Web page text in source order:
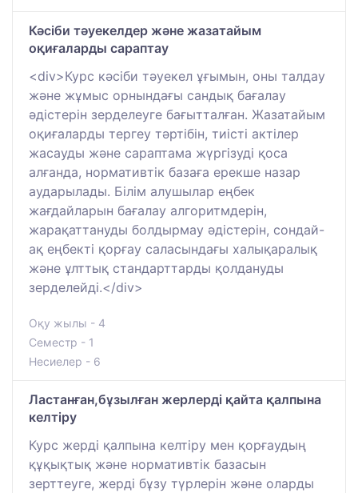
Кәсіби тәуекелдер және жазатайым
оқиғаларды сараптау
<div>Курс кәсіби тәуекел ұғымын, оны талдау
және жұмыс орнындағы сандық бағалау
әдістерін зерделеуге бағытталған. Жазатайым
оқиғаларды тергеу тәртiбiн, тиiстi актiлер
жасауды және сараптама жүргiзудi қоса
алғанда, нормативтiк базаға ерекше назар
аударылады. Білім алушылар еңбек
жағдайларын бағалау алгоритмдерін,
жарақаттануды болдырмау әдістерін, сондай-
ақ еңбекті қорғау саласындағы халықаралық
және ұлттық стандарттарды қолдануды
зерделейді.</div>
Оқу жылы - 4
Семестр - 1
Несиелер - 6
Ластанған,бұзылған жерлерді қайта қалпына
келтіру
Курс жерді қалпына келтіру мен қорғаудың
құқықтық және нормативтік базасын
зерттеуге, жерді бұзу түрлерін және оларды